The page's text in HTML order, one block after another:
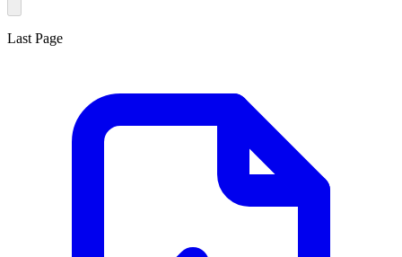
Last Page